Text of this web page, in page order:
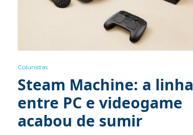
Colunistas
Steam Machine: a linha
entre PC e videogame
acabou de sumir